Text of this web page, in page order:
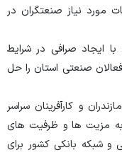
مورد نیاز صنعتگران در
ایجاد صرافی در شرایط
صنعتی استان را حل
و کارآفرینان سراسر
مزیت ها و ظرفیت های
شبکه بانکی کشور برای